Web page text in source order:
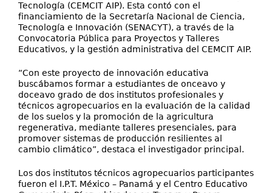
Tecnología (CEMCIT AIP). Esta contó con el
financiamiento de la Secretaría Nacional de Ciencia,
Tecnología e Innovación (SENACYT), a través de la
Convocatoria Pública para Proyectos y Talleres
Educativos, y la gestión administrativa del CEMCIT AIP.
“Con este proyecto de innovación educativa
buscábamos formar a estudiantes de onceavo y
doceavo grado de dos institutos profesionales y
técnicos agropecuarios en la evaluación de la calidad
de los suelos y la promoción de la agricultura
regenerativa, mediante talleres presenciales, para
promover sistemas de producción resilientes al
cambio climático”, destaca el investigador principal.
Los dos institutos técnicos agropecuarios participantes
fueron el I.P.T. México – Panamá y el Centro Educativo